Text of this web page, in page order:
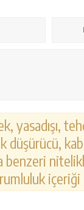
yasadışı,
düşürücü,
benzeri